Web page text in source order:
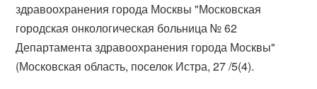
здравоохранения города Москвы "Московская
городская онкологическая больница № 62
Департамента здравоохранения города Москвы"
(Московская область, поселок Истра, 27 /5(4).